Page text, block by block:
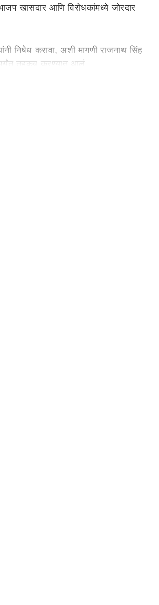
खासदार आणि विरोधकांमध्ये जोरदार
निषेध करावा, अशी मागणी राजनाथ सिंह
तहकूब करण्यात आलं.